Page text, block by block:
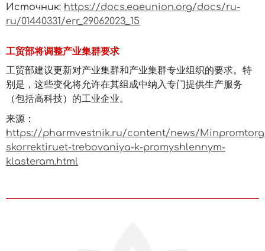
Источник: https://docs.eaeunion.org/docs/ru-
ru/01440331/err_29062023_15
工贸部将调整产业集群要求
工贸部建议更新对产业集群和产业集群专业组织的要求。特
别是，这些变化将允许在其组成中纳入专门提供生产服务
（包括高科技）的工业企业。
来源：
https://pharmvestnik.ru/content/news/
skorrektiruet-trebovaniya-k-promyshlennym-
klasteram.html